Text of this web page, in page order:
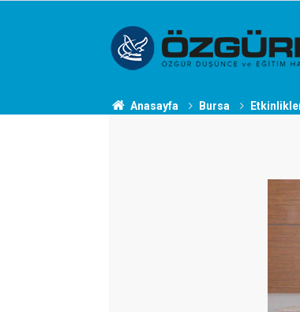
Anasayfa Bursa